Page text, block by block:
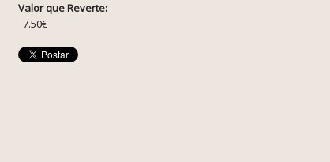
Valor que Reverte:
7.50€